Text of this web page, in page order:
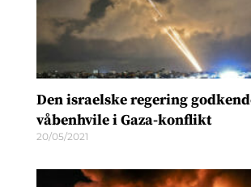
Den israelske regering
våbenhvile i Gaza-konflikt
20/05/2021